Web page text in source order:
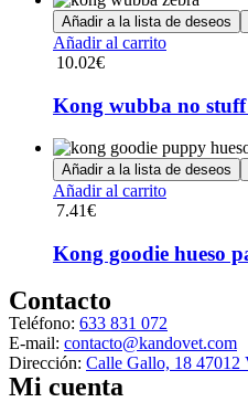
Añadir a la lista de deseos
Añadir al carrito
10.02€
Kong wubba no stuff
Añadir a la lista de deseos
Añadir al carrito
7.41€
Kong goodie hueso
Contacto
Teléfono: 633 831 072
E-mail: contacto@kandovet.com
Dirección: Calle Gallo, 18 47012
Mi cuenta